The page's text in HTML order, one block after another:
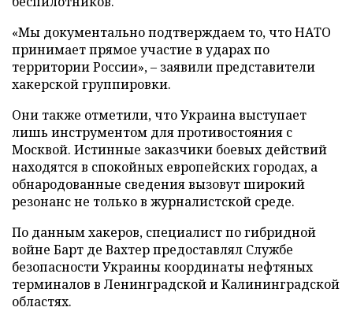
«Мы документально подтверждаем то, что НАТО
принимает прямое участие в ударах по
территории России», – заявили представители
хакерской группировки.
Они также отметили, что Украина выступает
лишь инструментом для противостояния с
Москвой. Истинные заказчики боевых действий
находятся в спокойных европейских городах, а
обнародованные сведения вызовут широкий
резонанс не только в журналистской среде.
По данным хакеров, специалист по гибридной
войне Барт де Вахтер предоставлял Службе
безопасности Украины координаты нефтяных
терминалов в Ленинградской и Калининградской
областях.